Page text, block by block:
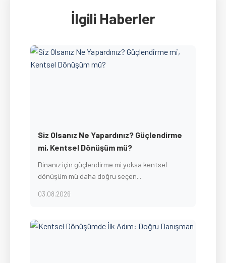
İlgili Haberler
Siz Olsanız Ne Yapardınız? Güçlendirme
mi, Kentsel Dönüşüm mü?
Binanız için güçlendirme mi yoksa kentsel
dönüşüm mü daha doğru seçen...
03.08.2026